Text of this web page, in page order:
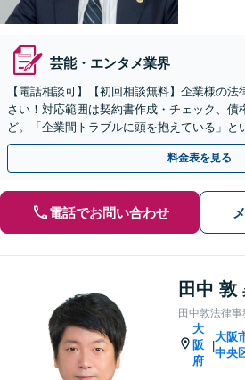
芸能・エンタメ業界
【電話相談可】【初回相談無料】企業様の
さい！対応範囲は契約書作成・チェック、債
ど。「企業間トラブルに頭を抱えている」と
です【Zooｍ相談可】【完全個室】【大阪天
料金表を見る
電話でお問い合わせ
田中 敦
田中敦法律事
大
阪
府
|
大阪
中央